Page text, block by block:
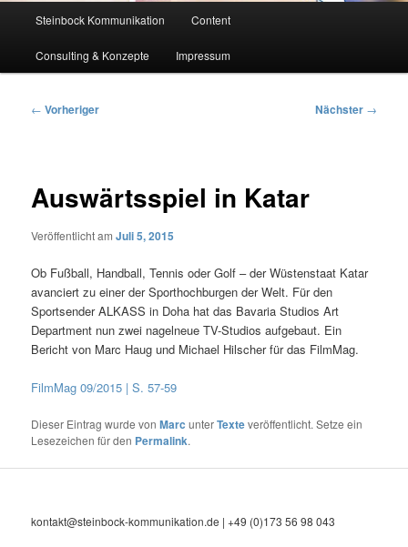
Steinbock Kommunikation Content
Consulting & Konzepte Impressum
Beitragsnavigation
← Vorheriger Nächster →
Auswärtsspiel in Katar
Veröffentlicht amJuli 5, 2015
Ob Fußball, Handball, Tennis oder Golf – der Wüstenstaat Katar
avanciert zu einer der Sporthochburgen der Welt. Für den
Sportsender ALKASS in Doha hat das BavariaStudios Art
Department nun zwei nagelneue TV-Studios aufgebaut. Ein
Bericht von Marc Haug und Michael Hilscher für das FilmMag.
FilmMag 09/2015 | S. 57-59
Dieser Eintrag wurde vonMarc unterTexteveröffentlicht. Setze ein
Lesezeichen für den Permalink.
kontakt@steinbock-kommunikation.de | +49 (0)173 56 98 043